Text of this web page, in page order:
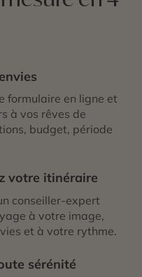
formulaire en ligne et
à vos rêves de
budget, période
votre itinéraire
conseiller-expert
à votre image,
et à votre rythme.
sérénité